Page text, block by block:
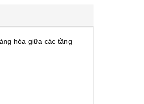
hóa giữa các tầng